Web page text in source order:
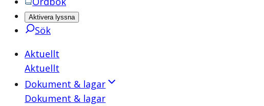
Aktivera lyssna
Sök
Aktuellt
Aktuellt
Dokument & lagar
Dokument & lagar